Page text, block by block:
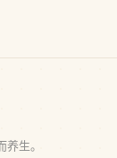
生。